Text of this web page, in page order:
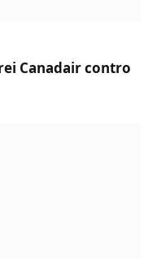
Canadair contro